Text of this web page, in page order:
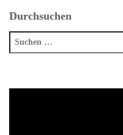
Durchsuchen
Suchen
nach: